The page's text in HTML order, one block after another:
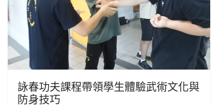
詠春功夫課程帶領學生體驗武術文化與
防身技巧